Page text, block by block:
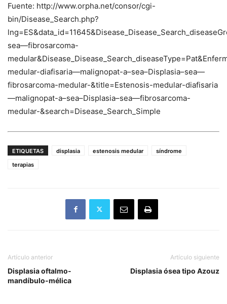
Fuente: http://www.orpha.net/consor/cgi-
bin/Disease_Search.php?
sea—fibrosarcoma-
medular-diafisaria—malignopat-a–sea–Displasia–sea—
fibrosarcoma-medular-&title=Estenosis-medular-diafisaria
—malignopat-a–sea–Displasia–sea—fibrosarcoma-
medular-&search=Disease_Search_Simple
ETIQUETAS displasia estenosis medular
síndrome
terapias
Artículo anterior
Displasia oftalmo-
mandíbulo-mélica
Artículo siguiente
Displasia ósea tipo Azouz